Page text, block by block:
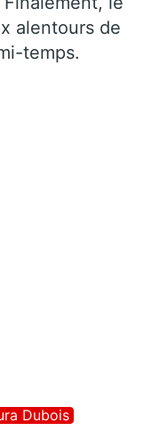
alentours de
temps.
Dubois